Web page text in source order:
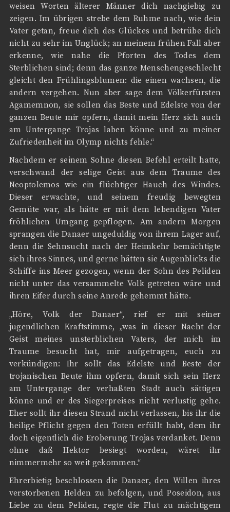
weisen Worten älterer Männer dich nachgiebig zu
zeigen. Im übrigen strebe dem Ruhme nach, wie dein
Vater getan, freue dich des Glückes und betrübe dich
nicht zu sehr im Unglück; an meinem frühen Fall aber
erkenne, wie nahe die Pforten des Todes dem
Sterblichen sind; denn das ganze Menschengeschlecht
gleicht den Frühlingsblumen: die einen wachsen, die
andern vergehen. Nun aber sage dem Völkerfürsten
Agamemnon, sie sollen das Beste und Edelste von der
ganzen Beute mir opfern, damit mein Herz sich auch
am Untergange Trojas laben könne und zu meiner
Zufriedenheit im Olymp nichts fehle.“
Nachdem er seinem Sohne diesen Befehl erteilt hatte,
verschwand der selige Geist aus dem Traume des
Neoptolemos wie ein flüchtiger Hauch des Windes.
Dieser erwachte, und seinem freudig bewegten
Gemüte war, als hätte er mit dem lebendigen Vater
fröhlichen Umgang gepflogen. Am andern Morgen
sprangen die Danaer ungeduldig von ihrem Lager auf,
denn die Sehnsucht nach der Heimkehr bemächtigte
sich ihres Sinnes, und gerne hätten sie Augenblicks die
Schiffe ins Meer gezogen, wenn der Sohn des Peliden
nicht unter das versammelte Volk getreten wäre und
ihren Eifer durch seine Anrede gehemmt hätte.
„Höre, Volk der Danaer“, rief er mit seiner
jugendlichen Kraftstimme, „was in dieser Nacht der
Geist meines unsterblichen Vaters, der mich im
Traume besucht hat, mir aufgetragen, euch zu
verkündigen: Ihr sollt das Edelste und Beste der
trojanischen Beute ihm opfern, damit sich sein Herz
am Untergange der verhaßten Stadt auch sättigen
könne und er des Siegerpreises nicht verlustig gehe.
Eher sollt ihr diesen Strand nicht verlassen, bis ihr die
heilige Pflicht gegen den Toten erfüllt habt, dem ihr
doch eigentlich die Eroberung Trojas verdanket. Denn
ohne daß Hektor besiegt worden, wäret ihr
nimmermehr so weit gekommen.“
Ehrerbietig beschlossen die Danaer, den Willen ihres
verstorbenen Helden zu befolgen, und Poseidon, aus
Liebe zu dem Peliden, regte die Flut zu mächtigem